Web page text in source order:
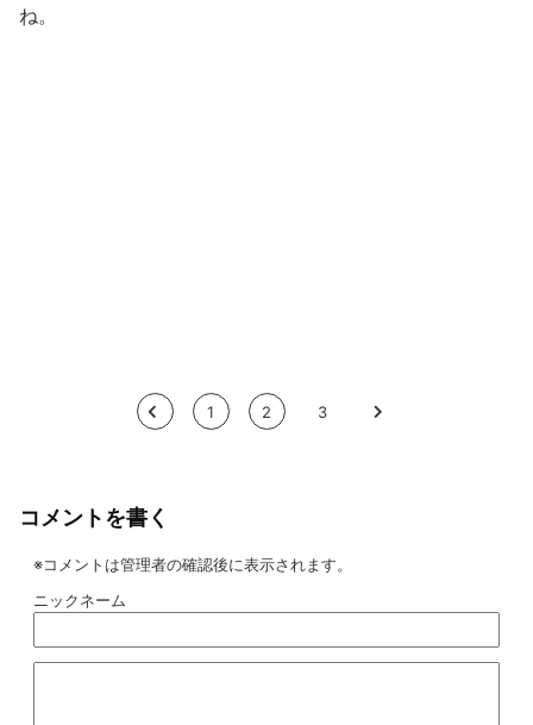
ね。
< 1 2 3 >
コメントを書く
※コメントは管理者の確認後に表示されます。
ニックネーム